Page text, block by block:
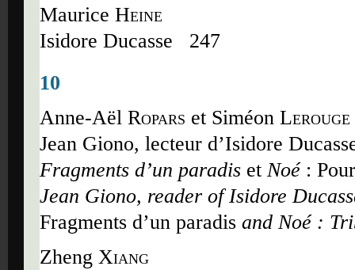
Maurice Heine
Isidore Ducasse
247
10
Anne-Aël Ropars et Siméon Lerouge
Jean Giono, lecteur d’Isidore
Fragments d’un paradis et Noé :
Jean Giono, reader of Isidore
Fragments d’un paradis and Noé :
Zheng Xiang